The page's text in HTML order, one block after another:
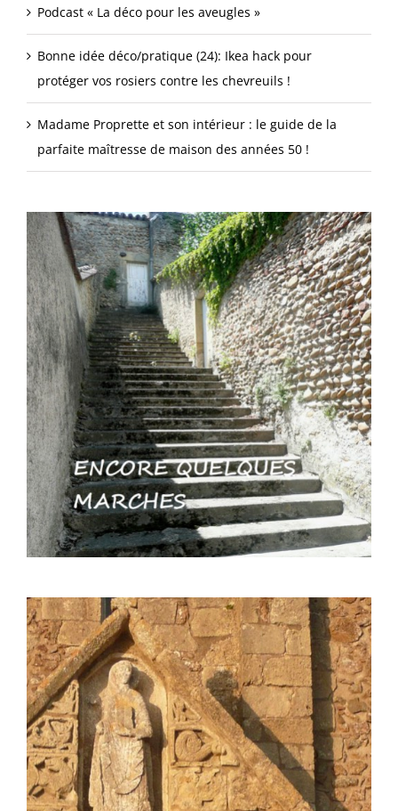
Podcast « La déco pour les aveugles »
Bonne idée déco/pratique (24): Ikea hack pour
protéger vos rosiers contre les chevreuils !
Madame Proprette et son intérieur : le guide de la
parfaite maîtresse de maison des années 50 !